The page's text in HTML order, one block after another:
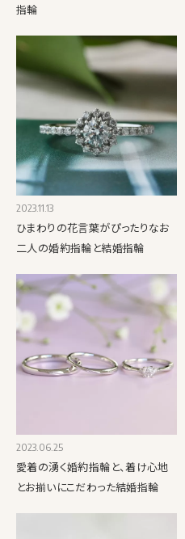
指輪
2023.11.13
ひまわりの花言葉がぴったりなお
二人の婚約指輪と結婚指輪
2023.06.25
愛着の湧く婚約指輪と、着け心地
とお揃いにこだわった結婚指輪